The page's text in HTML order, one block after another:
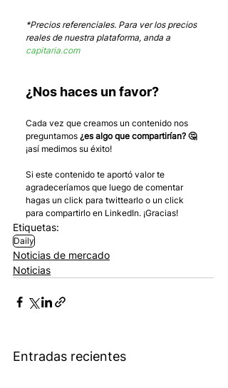
*Precios referenciales. Para ver los precios
reales de nuestra plataforma, anda a
capitaria.com
¿Nos haces un favor?
Cada vez que creamos un contenido nos
preguntamos ¿es algo que compartirían? 🤔
¡así medimos su éxito!
Si este contenido te aportó valor te
agradeceríamos que luego de comentar
hagas un click para twittearlo o un click
para compartirlo en LinkedIn. ¡Gracias!
Etiquetas:
Daily
Noticias de mercado
Noticias
Entradas recientes